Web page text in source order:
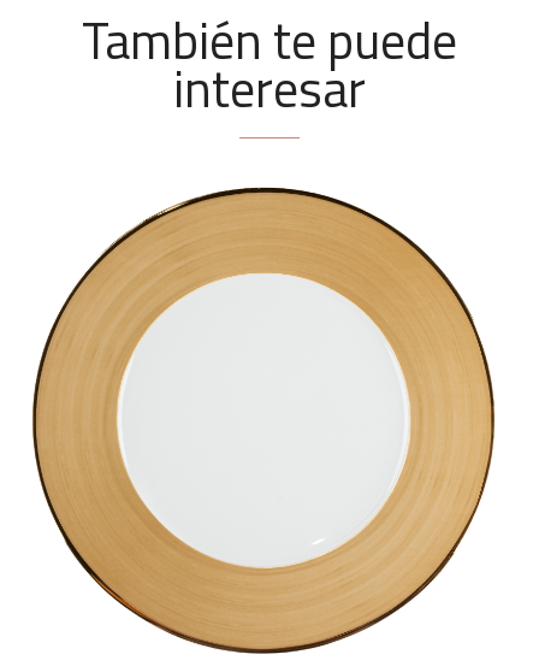
También te puede
interesar